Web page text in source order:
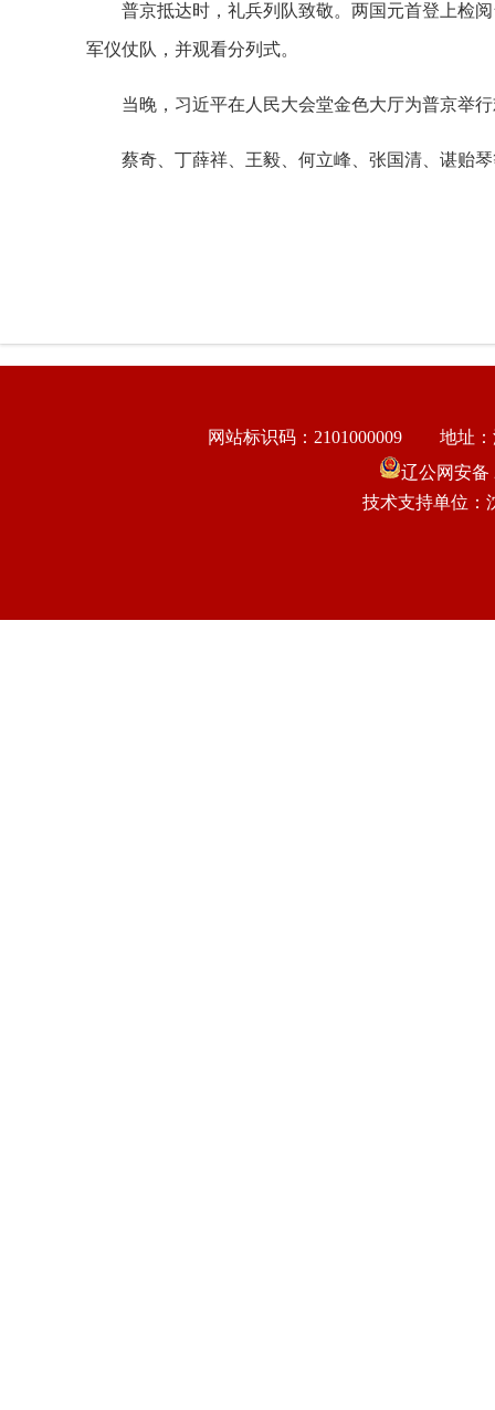
普京抵达时，礼兵列队致敬。两国元首登上检
军仪仗队，并观看分列式。
当晚，习近平在人民大会堂金色大厅为普京举
蔡奇、丁薛祥、王毅、何立峰、张国清、谌贻
网站标识码：2101000009
地址
辽公网安备
技术支持单位：